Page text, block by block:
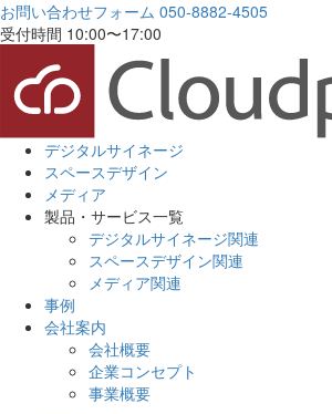
お問い合わせフォーム 050-8882-4505
受付時間 10:00〜17:00
デジタルサイネージ
スペースデザイン
メディア
製品・サービス一覧
デジタルサイネージ関連
スペースデザイン関連
メディア関連
事例
会社案内
会社概要
企業コンセプト
事業概要